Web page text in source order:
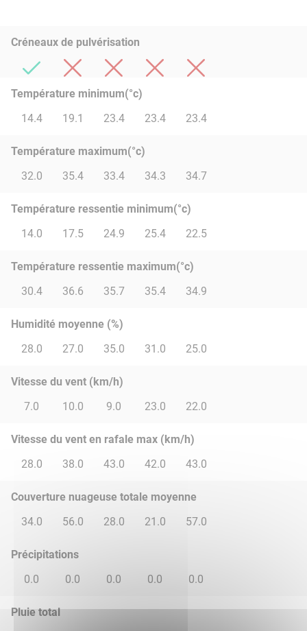
Créneaux de pulvérisation
Température minimum(°c)
14.4
19.1 23.4 23.4 23.4
Température maximum(°c)
32.0
35.4 33.4 34.3 34.7
Température ressentie minimum(°c)
14.0
17.5 24.9 25.4 22.5
Température ressentie maximum(°c)
30.4
36.6 35.7 35.4 34.9
Humidité moyenne (%)
28.0
27.0 35.0 31.0 25.0
Vitesse du vent (km/h)
7.0
10.0 9.0 23.0 22.0
Vitesse du vent en rafale max (km/h)
28.0
38.0 43.0 42.0 43.0
Couverture nuageuse totale moyenne
34.0
56.0 28.0 21.0 57.0
Précipitations
0.0
0.0 0.0 0.0 0.0
Pluie total